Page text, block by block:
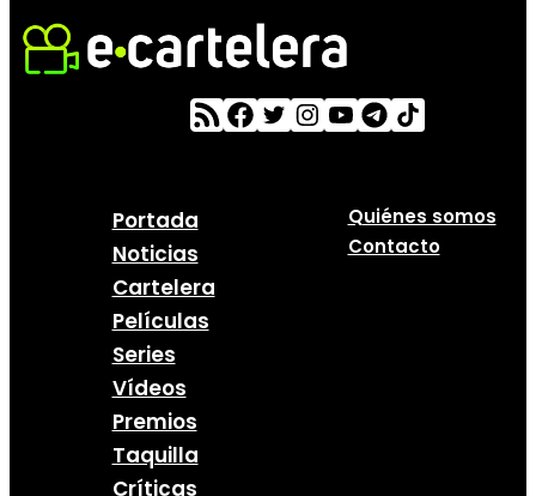
Portada
Noticias
Cartelera
Películas
Series
Vídeos
Premios
Taquilla
Críticas
Quiénes somos
Contacto